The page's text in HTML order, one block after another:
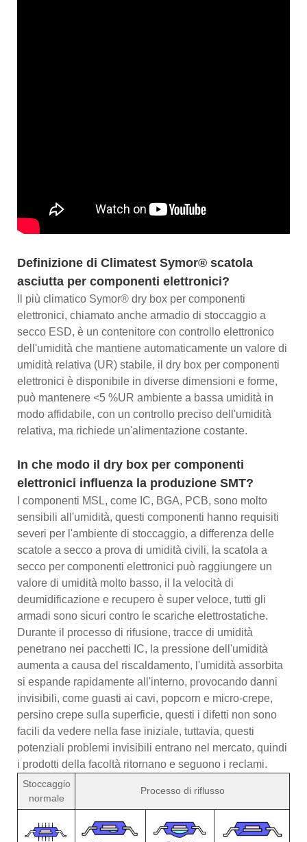
Definizione di Climatest Symor® scatola
asciutta per componenti elettronici?
Il più climatico Symor® dry box per componenti
elettronici, chiamato anche armadio di stoccaggio a
secco ESD, è un contenitore con controllo elettronico
dell'umidità che mantiene automaticamente un valore di
umidità relativa (UR) stabile, il dry box per componenti
elettronici è disponibile in diverse dimensioni e forme,
può mantenere <5 %UR ambiente a bassa umidità in
modo affidabile, con un controllo preciso dell'umidità
relativa, ma richiede un'alimentazione costante.
In che modo il dry box per componenti
elettronici influenza la produzione SMT?
I componenti MSL, come IC, BGA, PCB, sono molto
sensibili all'umidità, questi componenti hanno requisiti
severi per l'ambiente di stoccaggio, a differenza delle
scatole a secco a prova di umidità civili, la scatola a
secco per componenti elettronici può raggiungere un
valore di umidità molto basso, il la velocità di
deumidificazione e recupero è super veloce, tutti gli
armadi sono sicuri contro le scariche elettrostatiche.
Durante il processo di rifusione, tracce di umidità
penetrano nei pacchetti IC, la pressione dell'umidità
aumenta a causa del riscaldamento, l'umidità assorbita
si espande rapidamente all'interno, provocando danni
invisibili, come guasti ai cavi, popcorn e micro-crepe,
persino crepe sulla superficie, questi i difetti non sono
facili da vedere nella fase iniziale, tuttavia, questi
potenziali problemi invisibili entrano nel mercato, quindi
i prodotti della facoltà ritornano e seguono i reclami.
Stoccaggio
normale
Processo di riflusso